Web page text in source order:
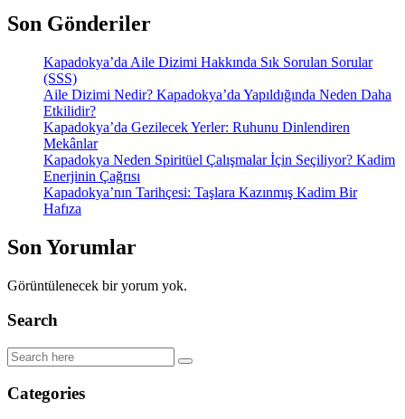
Son Gönderiler
Kapadokya’da Aile Dizimi Hakkında Sık Sorulan Sorular
(SSS)
Aile Dizimi Nedir? Kapadokya’da Yapıldığında Neden Daha
Etkilidir?
Kapadokya’da Gezilecek Yerler: Ruhunu Dinlendiren
Mekânlar
Kapadokya Neden Spiritüel Çalışmalar İçin Seçiliyor? Kadim
Enerjinin Çağrısı
Kapadokya’nın Tarihçesi: Taşlara Kazınmış Kadim Bir
Hafıza
Son Yorumlar
Görüntülenecek bir yorum yok.
Search
Categories